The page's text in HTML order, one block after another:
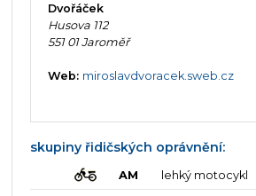
Dvořáček
Husova 112
551 01 Jaroměř
Web: miroslavdvoracek.sweb.cz
skupiny řidičských oprávnění:
AM lehký motocykl